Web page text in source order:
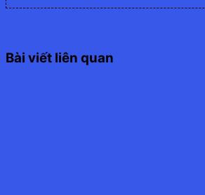
Bài viết liên quan